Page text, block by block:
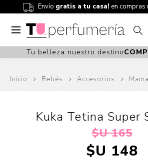
Envío gratis a tu casa! en compras
Tu belleza nuestro destino
Inicio Bebés Accesorios
Kuka Tetina Super
$U 165
$U 148